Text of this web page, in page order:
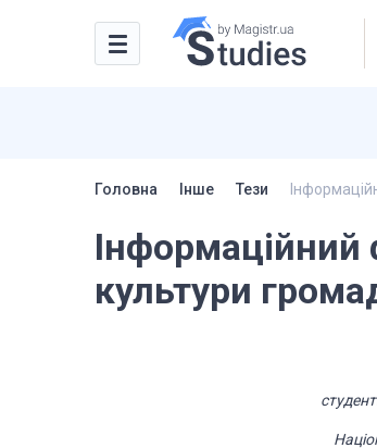
Головна Інше Тези
Інформаційний
культури